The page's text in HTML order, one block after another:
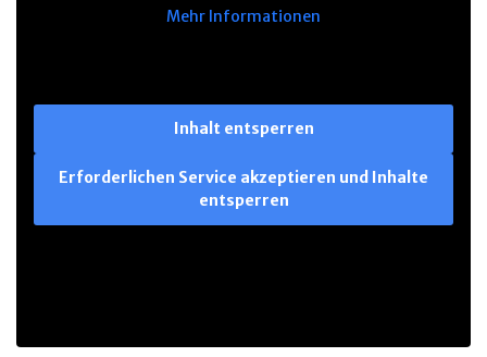
Mehr Informationen
Inhalt entsperren
Erforderlichen Service akzeptieren und Inhalte
entsperren